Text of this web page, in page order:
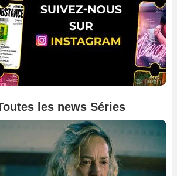
les news Séries